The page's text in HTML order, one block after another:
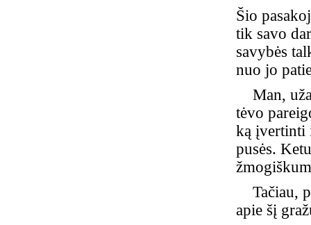
Šio
tik savo
savybės
nuo jo
Man,
tėvo
ką įvertinti
pusės.
Tačiau,
apie šį